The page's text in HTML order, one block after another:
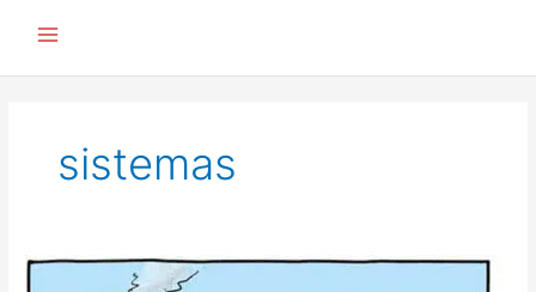
sistemas
La